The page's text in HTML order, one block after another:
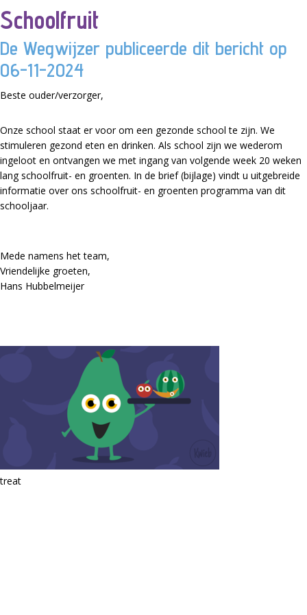
Schoolfruit
De Wegwijzer publiceerde dit bericht op
06-11-2024
Beste ouder/verzorger,
Onze school staat er voor om een gezonde school te zijn. We
stimuleren gezond eten en drinken. Als school zijn we wederom
ingeloot en ontvangen we met ingang van volgende week 20 weken
lang schoolfruit- en groenten. In de brief (bijlage) vindt u uitgebreide
informatie over ons schoolfruit- en groenten programma van dit
schooljaar.
Mede namens het team,
Vriendelijke groeten,
Hans Hubbelmeijer
treat